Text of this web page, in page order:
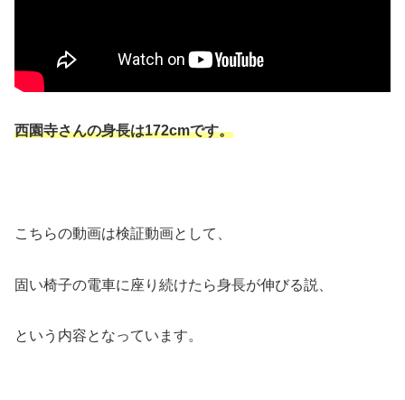
西園寺さんの身長は172cmです。
こちらの動画は検証動画として、
固い椅子の電車に座り続けたら身長が伸びる説、
という内容となっています。